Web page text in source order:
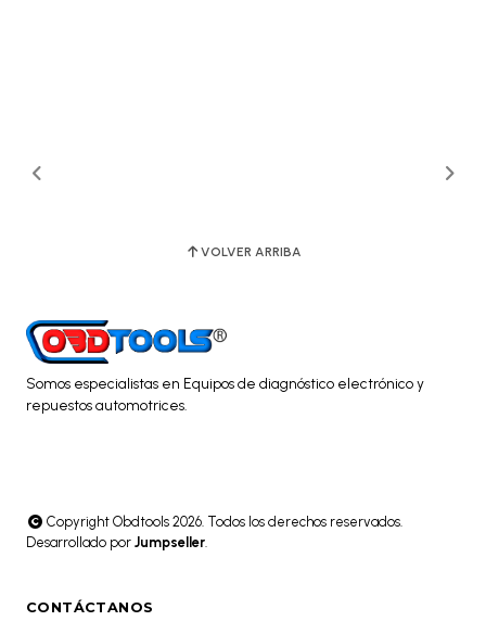
VOLVER ARRIBA
Somos especialistas en Equipos de diagnóstico electrónico y
repuestos automotrices.
Copyright Obdtools 2026. Todos los derechos reservados.
Desarrollado por Jumpseller
CONTÁCTANOS